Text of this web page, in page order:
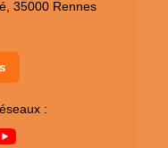
35000 Rennes
: